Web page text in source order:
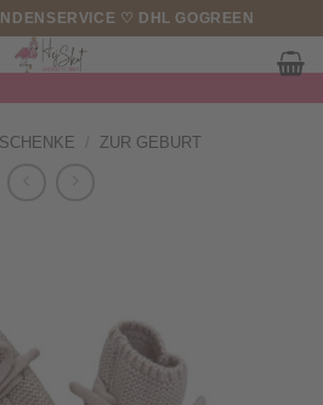
♡ DHL GOGREEN
ZUR GEBURT